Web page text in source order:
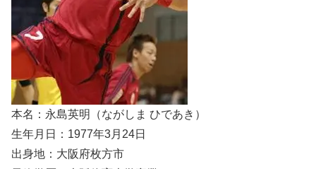
本名：永島英明（ながしま ひであき）
生年月日：1977年3月24日
出身地：大阪府枚方市